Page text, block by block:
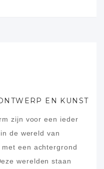
EN KUNST
zijn voor een ieder
de wereld van
een achtergrond
werelden staan